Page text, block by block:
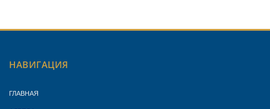
НАВИГАЦИЯ
ГЛАВНАЯ